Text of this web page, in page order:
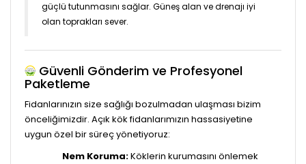
güçlü tutunmasını sağlar. Güneş alan ve drenajı iyi
olan toprakları sever.
Güvenli Gönderim ve Profesyonel
Paketleme
Fidanlarınızın size sağlığı bozulmadan ulaşması bizim
önceliğimizdir. Açık kök fidanlarımızın hassasiyetine
uygun özel bir süreç yönetiyoruz:
Nem Koruma:Köklerin kurumasını önlemek